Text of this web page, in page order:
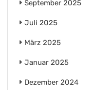
September 2025
Juli 2025
März 2025
Januar 2025
Dezember 2024